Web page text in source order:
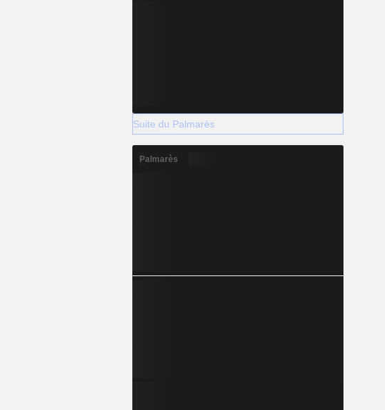
Suite du Palmarès
Palmarès